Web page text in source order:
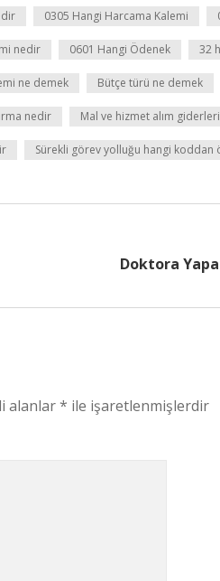
0305 Hangi Harcama Kalemi
nedir 0601 Hangi Ödenek 32
ne demek Bütçe türü ne demek
nedir Mal ve hizmet alım
Sürekli görev yolluğu hangi koddan
Doktora
alanlar* ile işaretlenmişlerdir